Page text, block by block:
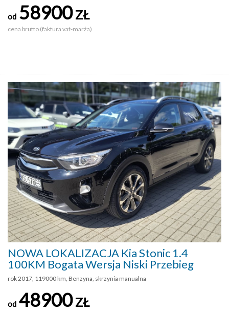
od 58900ZŁ
cena brutto (faktura vat-marża)
NOWA LOKALIZACJA Kia Stonic 1.4
100KM Bogata Wersja Niski Przebieg
rok 2017, 119000 km, Benzyna, skrzynia manualna
od 48900ZŁ